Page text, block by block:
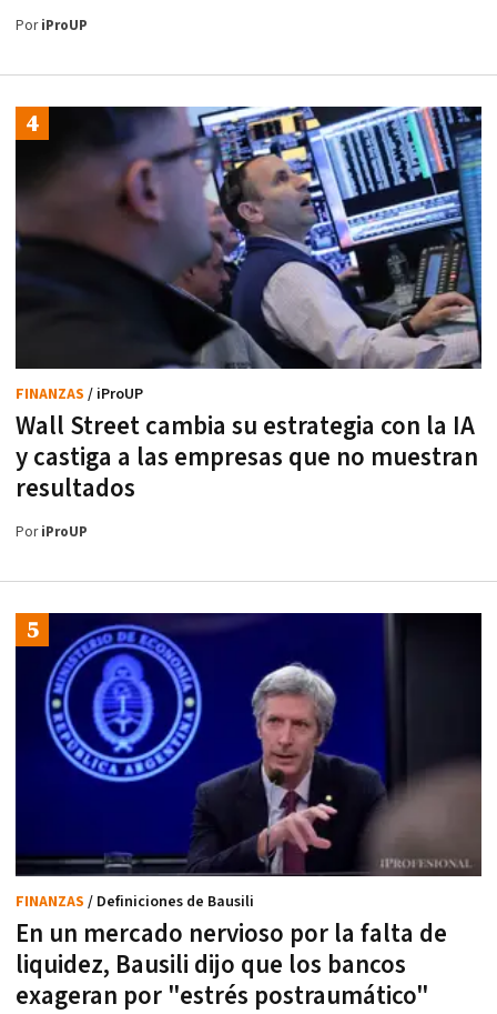
PoriProUP
Wall Street cambia su estrategia con la IA
y castiga a las empresas que no muestran
resultados
FINANZAS / iProUP
PoriProUP
En un mercado nervioso por la falta de
liquidez, Bausili dijo que los bancos
exageran por "estrés postraumático"
FINANZAS / Definiciones de Bausili